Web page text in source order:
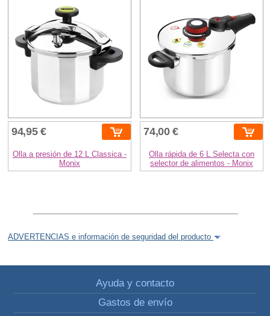
94,95 €
Olla a presión de 12 L Classica -
Monix
74,00 €
Olla rápida de 6 L Selecta con
selector de alimentos - Monix
ADVERTENCIAS e información de seguridad del producto
Ayuda y contacto
Gastos de envío